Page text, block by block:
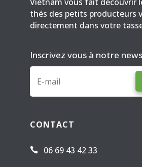
thés des petits producteurs
directement dans votre
Inscrivez vous à notre
CONTACT
 06 69 43 42 33